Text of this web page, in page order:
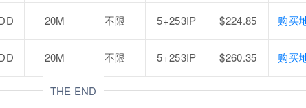
20M 不限 5+253IP $224.85 购买
20M 不限 5+253IP $260.35 购买
THE END